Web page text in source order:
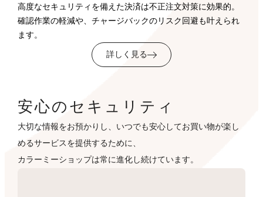
高度なセキュリティを備えた決済は不正注文対策に効果的。
確認作業の軽減や、チャージバックのリスク回避も叶えられ
ます。
詳しく見る
安心のセキュリティ
大切な情報をお預かりし、いつでも安心してお買い物が楽し
めるサービスを提供するために、
カラーミーショップは常に進化し続けています。